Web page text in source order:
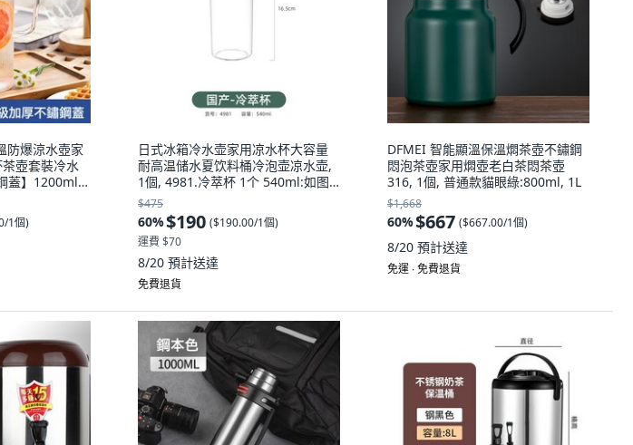
防爆涼水壺家
壺套裝冷水
蓋】1200ml直
1個)
日式冰箱冷水壶家用凉水杯大容量
耐高温储水夏饮料桶冷泡壶凉水壶,
1個, 4981.冷萃杯 1个 540ml:如图,
1L
$475
60%$190 ($190.00/1個)
運費 $70
8/20 預計送達
免費退貨
DFMEI 智能顯溫保溫燜茶壺不鏽鋼
悶泡茶壺家用燜壺老白茶悶茶壺
316, 1個, 普通款貓眼綠:800ml, 1L
$1,668
60%$667 ($667.00/1個)
8/20 預計送達
免運 ∙ 免費退貨